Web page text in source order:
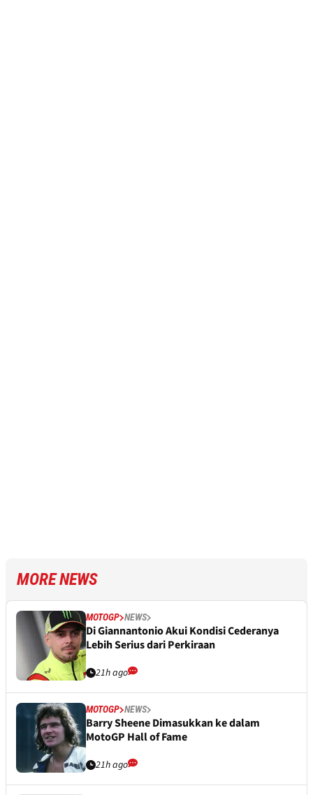
MORE NEWS
MOTOGP NEWS
Di Giannantonio Akui Kondisi Cederanya
Lebih Serius dari Perkiraan
21h ago
MOTOGP NEWS
Barry Sheene Dimasukkan ke dalam
MotoGP Hall of Fame
21h ago